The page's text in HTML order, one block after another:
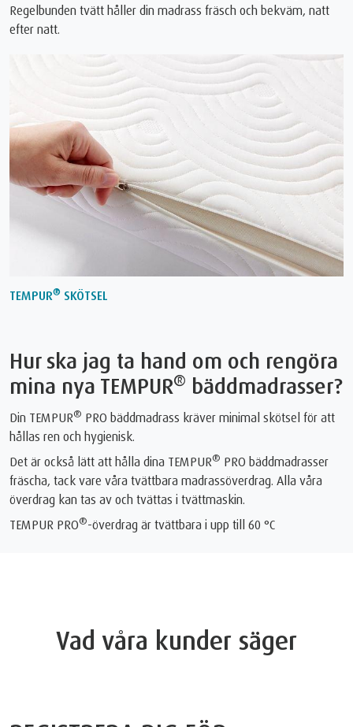
Regelbunden tvätt håller din madrass fräsch och bekväm, natt
efter natt.
TEMPUR® SKÖTSEL
Hur ska jag ta hand om och rengöra
mina nya TEMPUR® bäddmadrasser?
Din TEMPUR® PRO bäddmadrass kräver minimal skötsel för att
hållas ren och hygienisk.
Det är också lätt att hålla dina TEMPUR® PRO bäddmadrasser
fräscha, tack vare våra tvättbara madrassöverdrag. Alla våra
överdrag kan tas av och tvättas i tvättmaskin.
TEMPUR PRO®-överdrag är tvättbara i upp till 60 °C
Vad våra kunder säger